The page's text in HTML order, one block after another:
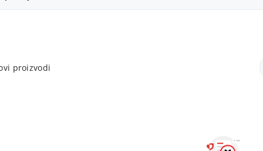
proizvodi